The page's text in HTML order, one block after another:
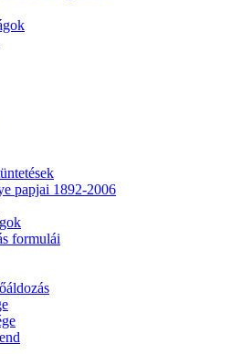
papjai 1892-2006
formulái